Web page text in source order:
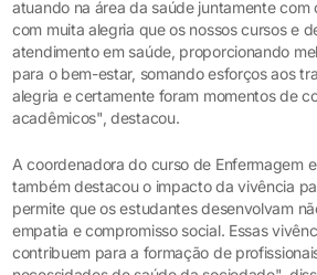
atuando na área da saúde juntamente com
com muita alegria que os nossos cursos e
atendimento em saúde, proporcionando
para o bem-estar, somando esforços aos
alegria e certamente foram momentos de
acadêmicos", destacou.
A coordenadora do curso de Enfermagem
também destacou o impacto da vivência
permite que os estudantes desenvolvam
empatia e compromisso social. Essas
contribuem para a formação de